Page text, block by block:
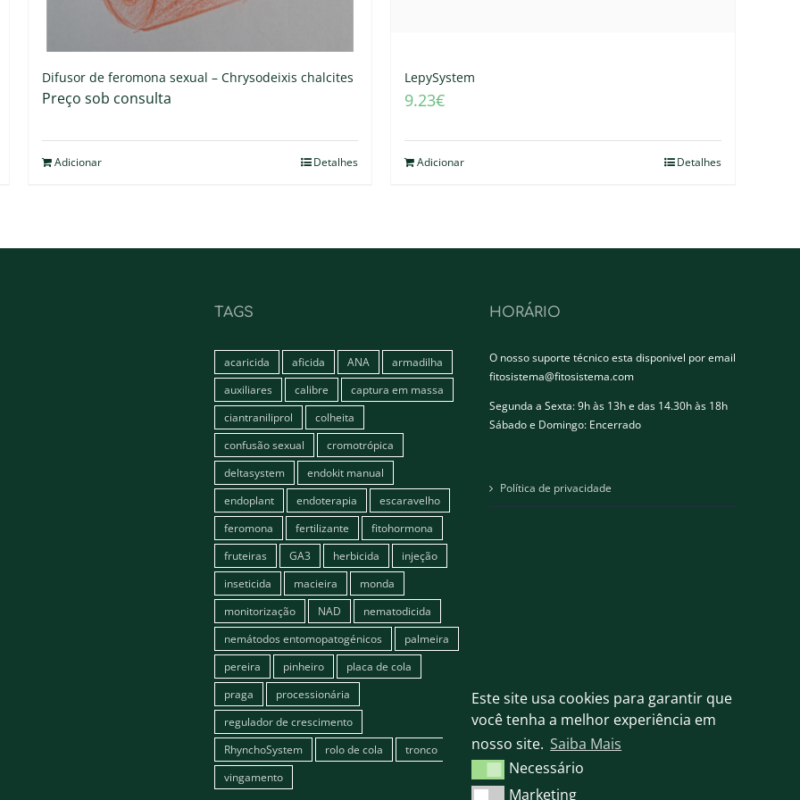
Este site usa cookies para garantir que
você tenha a melhor experiência em
nosso site. Saiba Mais
Necessário
Necessário
Marketing
Difusor de feromona sexual – Chrysodeixis chalcites
Preço sob consulta
Adicionar Detalhes
LepySystem
9.23€
Adicionar Detalhes
TAGS
acaricida aficida ANA
armadilha
auxiliares
calibre
captura em massa
ciantraniliprol
colheita
confusão sexual
cromotrópica
deltasystem
endokit manual
endoplant
endoterapia
escaravelho
feromona
fertilizante
fitohormona
fruteiras
GA3 herbicida
injeção
inseticida
macieira
monda
monitorização
NAD
nematodicida
nemátodos entomopatogénicos
palmeira
pereira
pinheiro
placa de cola
praga
processionária
regulador de crescimento
RhynchoSystem
rolo de cola
tronco
vingamento
HORÁRIO
O nosso suporte técnico esta disponivel por email
fitosistema@fitosistema.com
Segunda a Sexta: 9h às 13h e das 14.30h às 18h
Sábado e Domingo: Encerrado
Política de privacidade